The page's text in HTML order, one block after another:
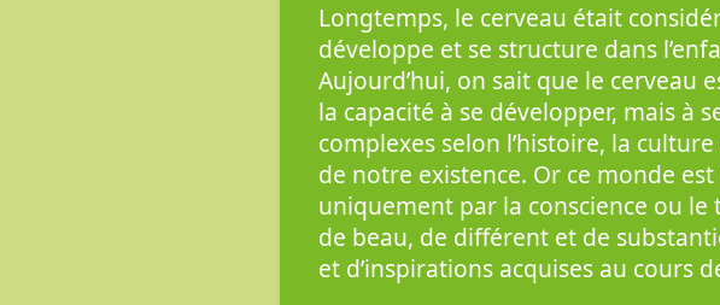
Longtemps, le cerveau était
développe et se structure dans
Aujourd’hui, on sait que le cerveau
la capacité à se développer, mais à
complexes selon l’histoire, la
de notre existence. Or ce monde
uniquement par la conscience ou
de beau, de différent et de
et d’inspirations acquises au cours